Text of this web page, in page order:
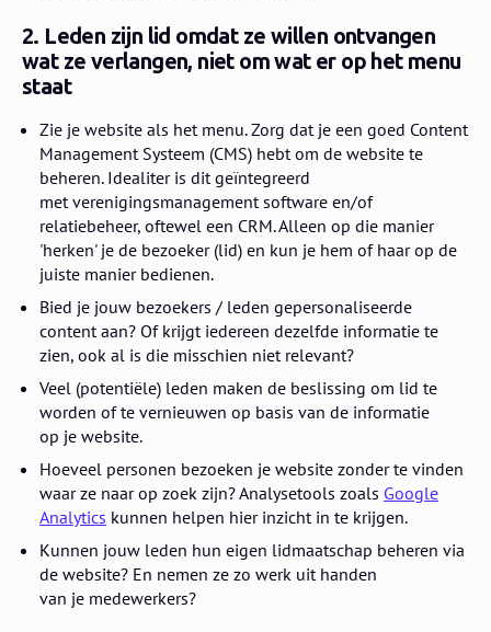
2. Leden zijn lid omdat ze willen ontvangen
wat ze verlangen, niet om wat er op het menu
staat
Zie je website als het menu. Zorg dat je een goed Content
Management Systeem (CMS) hebt om de website te
beheren. Idealiter is dit geïntegreerd
met verenigingsmanagement software en/of
relatiebeheer, oftewel een CRM. Alleen op die manier
'herken' je de bezoeker (lid) en kun je hem of haar op de
juiste manier bedienen.
Bied je jouw bezoekers / leden gepersonaliseerde
content aan? Of krijgt iedereen dezelfde informatie te
zien, ook al is die misschien niet relevant?
Veel (potentiële) leden maken de beslissing om lid te
worden of te vernieuwen op basis van de informatie
op je website.
Hoeveel personen bezoeken je website zonder te vinden
waar ze naar op zoek zijn? Analysetools zoals Google
Analytics kunnen helpen hier inzicht in te krijgen.
Kunnen jouw leden hun eigen lidmaatschap beheren via
de website? En nemen ze zo werk uit handen
van je medewerkers?